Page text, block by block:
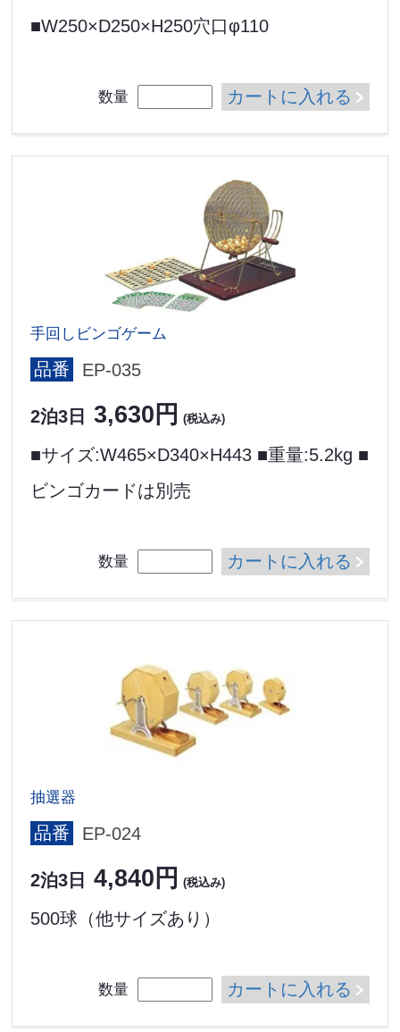
■W250×D250×H250穴口φ110
数量 カートに入れる
手回しビンゴゲーム
品番 EP-035
2泊3日 3,630円 (税込み)
■サイズ:W465×D340×H443 ■重量:5.2kg ■
ビンゴカードは別売
数量 カートに入れる
抽選器
品番 EP-024
2泊3日 4,840円 (税込み)
500球（他サイズあり）
数量 カートに入れる